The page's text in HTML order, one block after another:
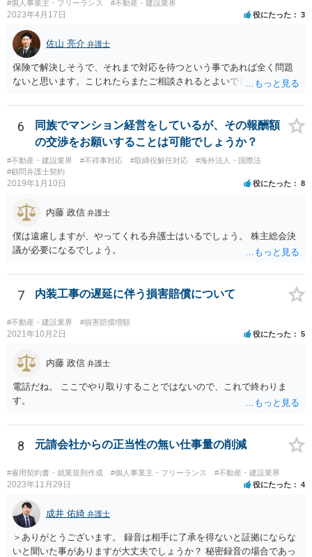
明記された委任事務に限定されるのが原則です。 サービスとして委任
事務外の税務相談に応じた結果、その責任を負う場合もゼロではあり
ませんが、責任追及するハードルはかなり上がります。 ②について
は、 実際上、税理士事務所では事務員が顧客対応することが多いと聞
きます。 そのため、メールに税理士が参加していないことや直接面談
していないことをもって賠償請求の理由とすることは現実問題として
は難しい可能性があります。 ③については、 税理士が、契約上の委任
事務外の税務相談をサービスで実施していた場合は、税理士側から積
極的に課税方式を確認しなければならないという程度の注意義務は認
められにくいのではないかと思います。 もっとも、顧問契約締結当初
から本件法人設立の相談についても依頼しており委任事務に含まれて
いたと主張できる事情がある場合には、上記より幾分有利に進められ
るかと思います。 より詳細な検討は、個別に法律事務所に問い合わせ
て法律相談されるとよいでしょう。
#個人事業主・フリーランス #不動産・建設業界
2023年4月17日 役にたった 3
佐山 亮介 弁護士
保険で解決しそうで、それまで対応を待つという事であれば全く問題
ないと思います。こじれたらまたご相談されるとよいでしょう。
6
同族でマンション経営をしているが、その報酬額
の交渉をお願いすることは可能でしょうか？
#不動産・建設業界 #不祥事対応 #取締役解任対応
#海外法人・国際法
#顧問弁護士契約
2019年1月10日 役にたった 8
内藤 政信 弁護士
僕は遠慮しますが、やってくれる弁護士はいるでしょう。 株主総会決
議が必要になるでしょう。
7 内装工事の遅延に伴う損害賠償について
#不動産・建設業界 #損害賠償増額
2021年10月2日 役にたった 5
内藤 政信 弁護士
電話だね。 ここでやり取りすることではないので、これで終わりま
す。
8 元請会社からの正当性の無い仕事量の削減
#雇用契約書・就業規則作成 #個人事業主・フリーランス #不動産・建設業界
2023年11月29日 役にたった 4
成井 佑綺 弁護士
＞ありがとうございます。 録音は相手に了承を得ないと証拠にならな
いと聞いた事がありますが大丈夫でしょうか？ 秘密録音の場合であっ